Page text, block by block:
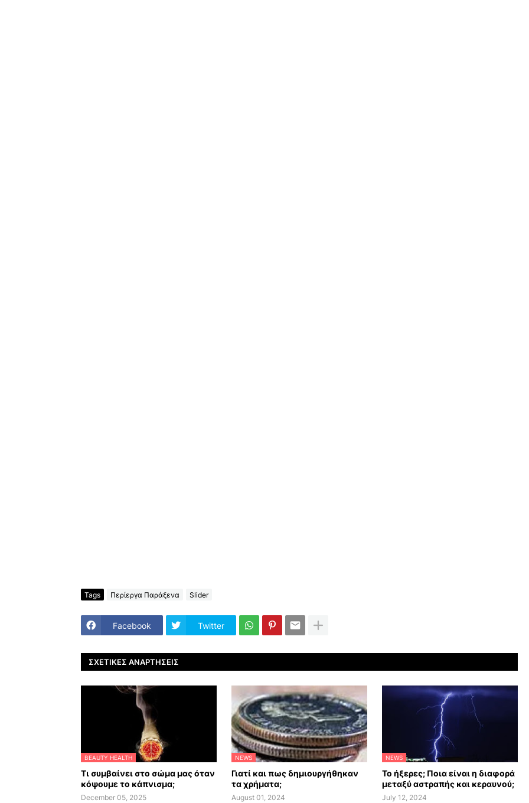
Tags Περίεργα Παράξενα Slider
Facebook Twitter
ΣΧΕΤΙΚΈΣ ΑΝΑΡΤΉΣΕΙΣ
BEAUTY HEALTH
Τι συμβαίνει στο σώμα μας όταν
κόψουμε το κάπνισμα;
December 05, 2025
NEWS
Γιατί και πως δημιουργήθηκαν
τα χρήματα;
August 01, 2024
NEWS
Το ήξερες; Ποια είναι η διαφορά
μεταξύ αστραπής και κεραυνού;
July 12, 2024